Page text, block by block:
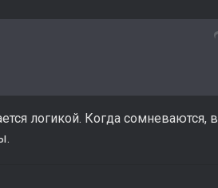
логикой. Когда сомневаются, в